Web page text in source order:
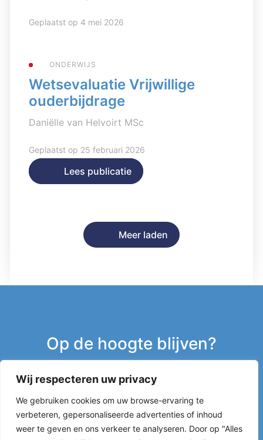
Wij respecteren uw privacy
We gebruiken cookies om uw browse-ervaring te
verbeteren, gepersonaliseerde advertenties of inhoud
weer te geven en ons verkeer te analyseren. Door op "Alles
Geplaatst op 4 mei 2026
Lees publicatie
ONDERWIJS
Wetsevaluatie Vrijwillige
ouderbijdrage
Daniëlle van Helvoirt MSc
Geplaatst op 25 februari 2026
Lees publicatie
Meer laden
Op de hoogte blijven?
Inschrijven nieuwsbrief